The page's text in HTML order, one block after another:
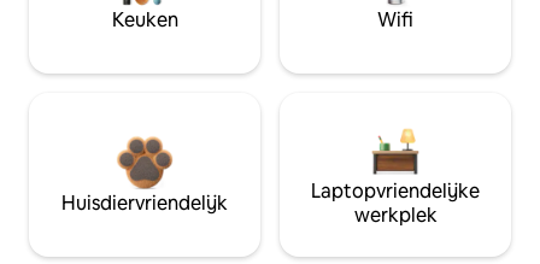
Keuken Wifi
Huisdiervriendelijk
Laptopvriendelijke
werkplek